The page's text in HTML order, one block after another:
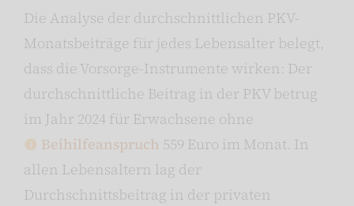
Die Analyse der durchschnittlichen PKV-
Monatsbeiträge für jedes Lebensalter belegt,
dass die Vorsorge-Instrumente wirken: Der
durchschnittliche Beitrag in der PKV betrug
im Jahr 2024 für Erwachsene ohne
Beihilfeanspruch 559 Euro im Monat. In
allen Lebensaltern lag der
Durchschnittsbeitrag in der privaten